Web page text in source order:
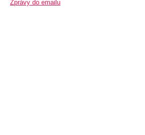
Zprávy do emailu